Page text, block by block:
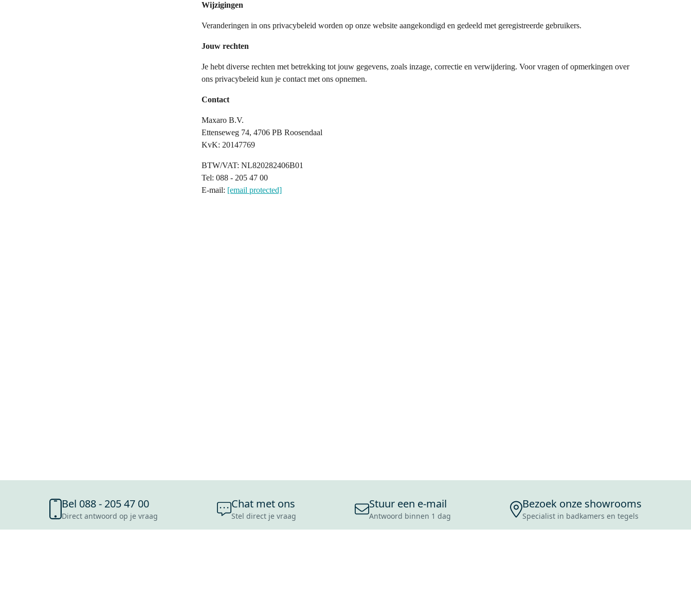
Wijzigingen
Veranderingen in ons privacybeleid worden op onze website aangekondigd en gedeeld met geregistreerde gebruikers.
Jouw rechten
Je hebt diverse rechten met betrekking tot jouw gegevens, zoals inzage, correctie en verwijdering. Voor vragen of opmerkingen over
ons privacybeleid kun je contact met ons opnemen.
Contact
Maxaro B.V.
Ettenseweg 74, 4706 PB Roosendaal
KvK: 20147769
BTW/VAT: NL820282406B01
Tel: 088 - 205 47 00
E-mail: [email protected]
Bel 088 - 205 47 00
Direct antwoord op je vraag
Chat met ons
Stel direct je vraag
Stuur een e-mail
Antwoord binnen 1 dag
Bezoek onze showrooms
Specialist in badkamers en tegels